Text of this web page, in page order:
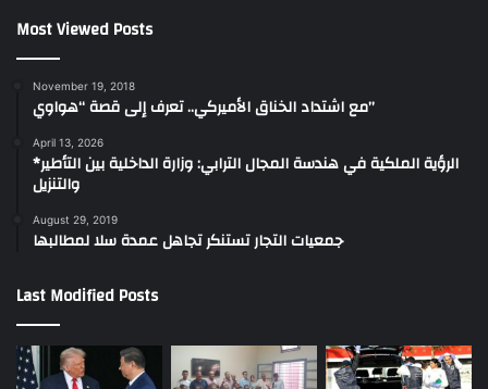
Most Viewed Posts
November 19, 2018
مع اشتداد الخناق الأميركي.. تعرف إلى قصة “هواوي”
April 13, 2026
*الرؤية الملكية في هندسة المجال الترابي: وزارة الداخلية بين التأطير
والتنزيل
August 29, 2019
جمعيات التجار تستنكر تجاهل عمدة سلا لمطالبها
Last Modified Posts